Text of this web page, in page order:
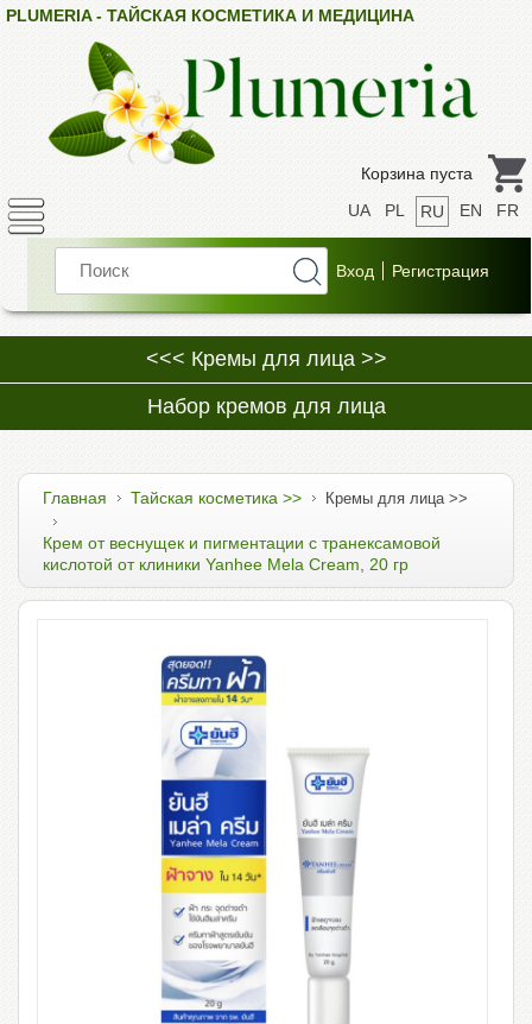
PLUMERIA - ТАЙСКАЯ КОСМЕТИКА И МЕДИЦИНА
Корзина пуста
UA
PL RU EN FR
<<< Кремы для лица >>
Набор кремов для лица
Главная Тайская косметика >> Кремы для лица >>
Крем от веснущек и пигментации с транексамовой
кислотой от клиники Yanhee Mela Cream, 20 гр